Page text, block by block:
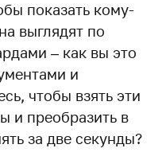
показать кому-
выглядят по
– как вы это
и
чтобы взять эти
и преобразить в
за две секунды?